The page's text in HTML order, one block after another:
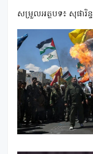
សម្រួលអត្ថបទ៖ សុផារិន្ទ